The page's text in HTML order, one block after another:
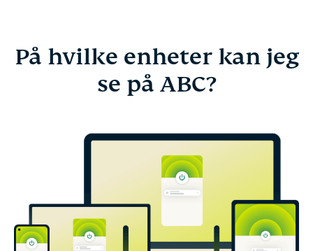
På hvilke enheter kan jeg
se på ABC?